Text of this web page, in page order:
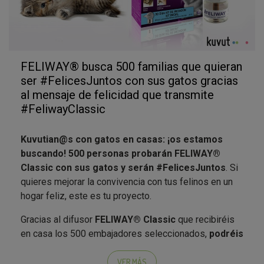
¿Listos para compartir felicidad?
FELIWAY® busca 500 familias que quieran
ser #FelicesJuntos con sus gatos gracias
al mensaje de felicidad que transmite
#FeliwayClassic
Kuvutian@s con gatos en casas: ¡os estamos
buscando! 500 personas probarán FELIWAY®
Classic con sus gatos y serán #FelicesJuntos . Si
quieres mejorar la convivencia con tus felinos en un
hogar feliz, este es tu proyecto.
Gracias al difusor FELIWAY® Classic que recibiréis
en casa los 500 embajadores seleccionados, podréis
situaciones estresantes para ellos: vacaciones y
VER MÁS